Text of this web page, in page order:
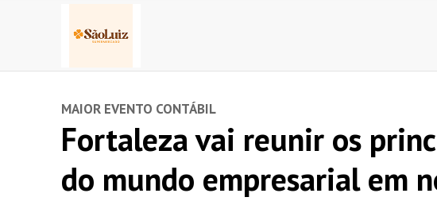
MAIOR EVENTO CONTÁBIL
Fortaleza vai reunir os
do mundo empresarial em